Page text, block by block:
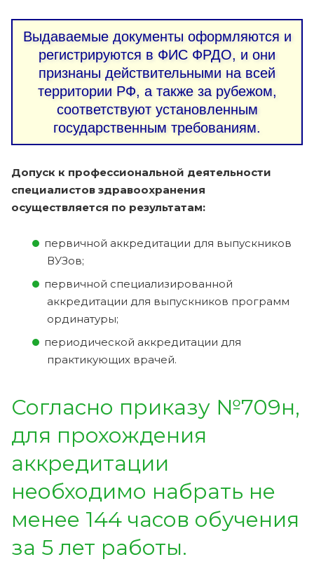
Выдаваемые документы оформляются и
регистрируются в ФИС ФРДО, и они
признаны действительными на всей
территории РФ, а также за рубежом,
соответствуют установленным
государственным требованиям.
Допуск к профессиональной деятельности
специалистов здравоохранения
осуществляется по результатам:
первичной аккредитации для выпускников
ВУЗов;
первичной специализированной
аккредитации для выпускников программ
ординатуры;
периодической аккредитации для
практикующих врачей.
Согласно приказу №709н,
для прохождения
аккредитации
необходимо набрать не
менее 144 часов обучения
за 5 лет работы.